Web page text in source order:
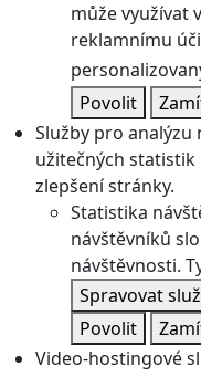
může využívat
reklamnímu
Povolit
Služby pro
užitečných statistik
zlepšení stránky.
Statistika
návštěvníků
návštěvnosti.
Spravovat
Povolit
Video-hostingové